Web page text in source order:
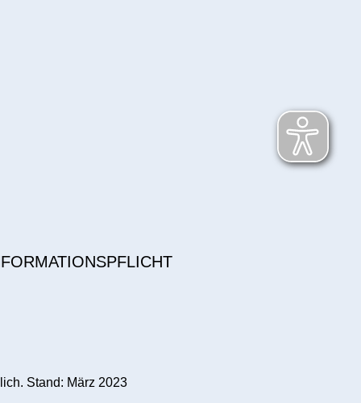
Stand: März 2023